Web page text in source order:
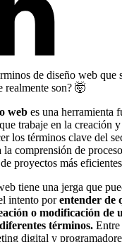
de diseño web que
realmente son? 🤯
web es una herramienta
trabaje en la creación
los términos clave del
comprensión de
proyectos más
tiene una jerga que
intento porentender de
o modificación de
términos. Entre
digital y